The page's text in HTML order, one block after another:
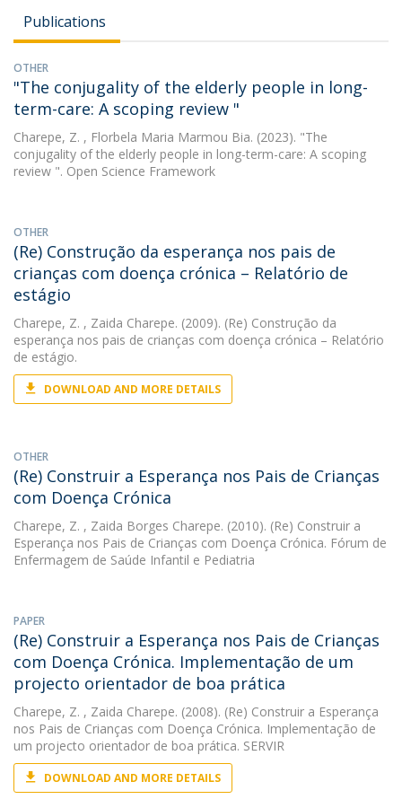
Publications
OTHER
"The conjugality of the elderly people in long-
term-care: A scoping review "
Charepe, Z. , Florbela Maria Marmou Bia. (2023). "The
conjugality of the elderly people in long-term-care: A scoping
review ". Open Science Framework
OTHER
(Re) Construção da esperança nos pais de
crianças com doença crónica – Relatório de
estágio
Charepe, Z. , Zaida Charepe. (2009). (Re) Construção da
esperança nos pais de crianças com doença crónica – Relatório
de estágio.
DOWNLOAD AND MORE DETAILS
OTHER
(Re) Construir a Esperança nos Pais de Crianças
com Doença Crónica
Charepe, Z. , Zaida Borges Charepe. (2010). (Re) Construir a
Esperança nos Pais de Crianças com Doença Crónica. Fórum de
Enfermagem de Saúde Infantil e Pediatria
PAPER
(Re) Construir a Esperança nos Pais de Crianças
com Doença Crónica. Implementação de um
projecto orientador de boa prática
Charepe, Z. , Zaida Charepe. (2008). (Re) Construir a Esperança
nos Pais de Crianças com Doença Crónica. Implementação de
um projecto orientador de boa prática. SERVIR
DOWNLOAD AND MORE DETAILS